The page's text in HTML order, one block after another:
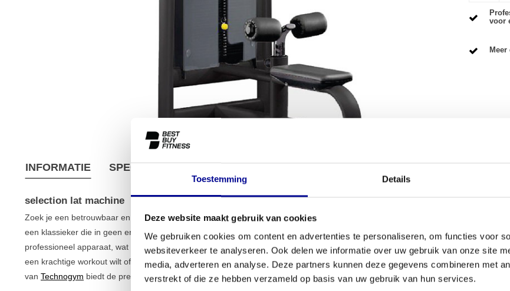
Toestemming Details
Deze website maakt gebruik van cookies
We gebruiken cookies om content en advertenties te personaliseren, om functies voor
websiteverkeer te analyseren. Ook delen we informatie over uw gebruik van onze site
media, adverteren en analyse. Deze partners kunnen deze gegevens combineren met
verstrekt of die ze hebben verzameld op basis van uw gebruik van hun services.
voor
INFORMATIE SPECIFICATIES VERZENDVOORWAARDEN
selection lat machine
Zoek je een betrouwbaar en effectief toestel om je rug- en armspieren te trainen? De
een klassieker die in geen enkele serieuze trainingsruimte mag ontbreken. Dit model is een volledig gereviseerd
professioneel apparaat, wat betekent dat je de hoogste kwaliteit in huis haalt voor een eerlijke prijs. Of je nu thuis
een krachtige workout wilt of je sportschool wilt uitbreiden met de beste apparaten voor krachttraining, dit toestel
van Technogym biedt de prestaties die je zoekt.
Aantal
Garantie